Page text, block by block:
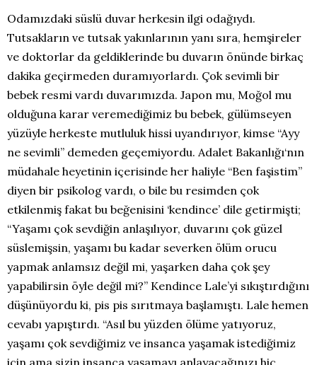
Odamızdaki süslü duvar herkesin ilgi odağıydı.
Tutsakların ve tutsak yakınlarının yanı sıra, hemşireler
ve doktorlar da geldiklerinde bu duvarın önünde birkaç
dakika geçirmeden duramıyorlardı. Çok sevimli bir
bebek resmi vardı duvarımızda. Japon mu, Moğol mu
olduğuna karar veremediğimiz bu bebek, gülümseyen
yüzüyle herkeste mutluluk hissi uyandırıyor, kimse “Ayy
ne sevimli” demeden geçemiyordu. Adalet Bakanlığı‘nın
müdahale heyetinin içerisinde her haliyle “Ben faşistim”
diyen bir psikolog vardı, o bile bu resimden çok
etkilenmiş fakat bu beğenisini ‘kendince’ dile getirmişti;
“Yaşamı çok sevdiğin anlaşılıyor, duvarını çok güzel
süslemişsin, yaşamı bu kadar severken ölüm orucu
yapmak anlamsız değil mi, yaşarken daha çok şey
yapabilirsin öyle değil mi?” Kendince Lale’yi sıkıştırdığını
düşünüyordu ki, pis pis sırıtmaya başlamıştı. Lale hemen
cevabı yapıştırdı. “Asıl bu yüzden ölüme yatıyoruz,
yaşamı çok sevdiğimiz ve insanca yaşamak istediğimiz
için ama sizin insanca yaşamayı anlayacağınızı hiç